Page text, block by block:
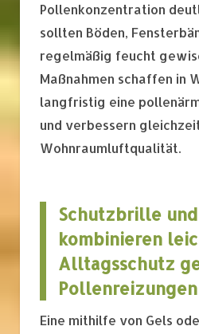
Pollenkonzentration
sollten Böden,
regelmäßig feucht
Maßnahmen schaffen in
langfristig eine
und verbessern
Wohnraumluftqualität.
Schutzbrille
kombinieren
Alltagsschutz
Eine mithilfe von Gels